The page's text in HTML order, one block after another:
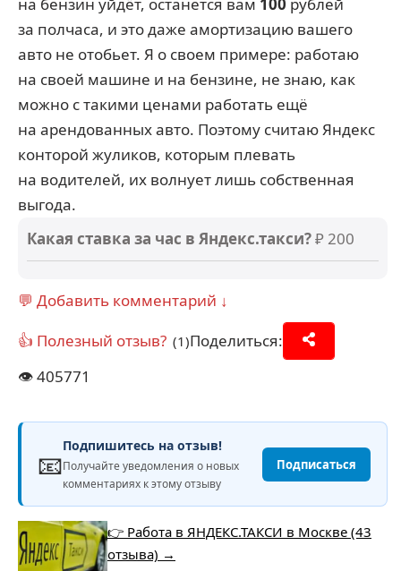
за полчаса, и это даже амортизацию вашего
авто не отобьет. Я о своем примере: работаю
на своей машине и на бензине, не знаю, как
можно с такими ценами работать ещё
на арендованных авто. Поэтому считаю Яндекс
конторой жуликов, которым плевать
на водителей, их волнует лишь собственная
выгода.
Какая ставка за час в Яндекс.такси?₽ 200
💬 Добавить комментарий ↓
👍 Полезный отзыв? (1)Поделиться:
👁️405771
📧
Подпишитесь на отзыв!
Получайте уведомления о новых
комментариях к этому отзыву
Подписаться
👉 Работа в ЯНДЕКС.ТАКСИ в Москве (43
отзыва) →